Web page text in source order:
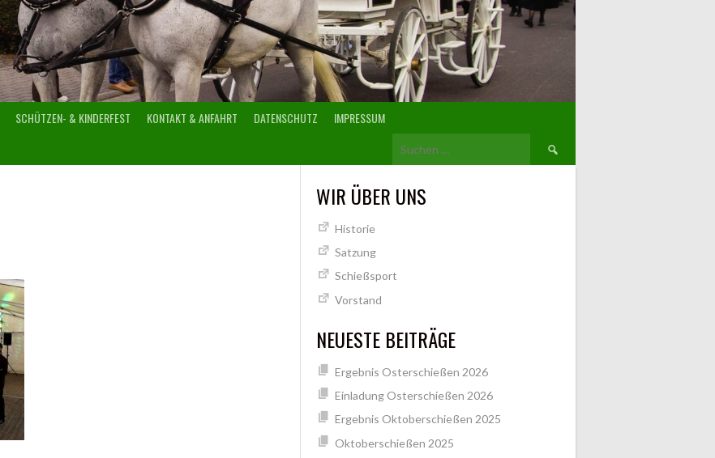
SCHÜTZEN- & KINDERFEST KONTAKT & ANFAHRT DATENSCHUTZ IMPRESSUM
Suchen
WIR ÜBER UNS
Historie
Satzung
Schießsport
Vorstand
NEUESTE BEITRÄGE
Ergebnis Osterschießen 2026
Einladung Osterschießen 2026
Ergebnis Oktoberschießen 2025
Oktoberschießen 2025